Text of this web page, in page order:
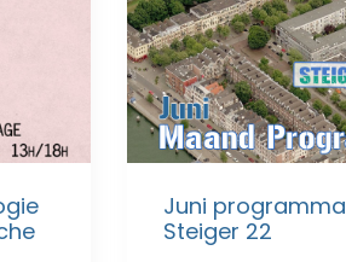
Juni programma
Steiger 22